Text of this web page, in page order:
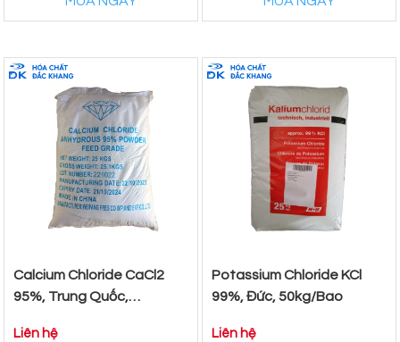
Calcium Chloride CaCl2
95%, Trung Quốc,
Liên hệ
Potassium Chloride KCl
99%, Đức, 50kg/Bao
Liên hệ